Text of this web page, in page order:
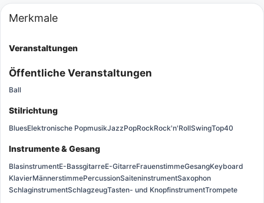
Merkmale
Veranstaltungen
Öffentliche Veranstaltungen
Ball
Stilrichtung
BluesElektronische PopmusikJazzPopRockRock'n'RollSwingTop40
Instrumente & Gesang
BlasinstrumentE-BassgitarreE-GitarreFrauenstimmeGesangKeyboard
KlavierMännerstimmePercussionSaiteninstrumentSaxophon
SchlaginstrumentSchlagzeugTasten- und KnopfinstrumentTrompete